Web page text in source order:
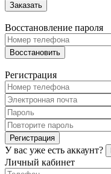
Заказать
Восстановление пароля
Восстановить
Регистрация
Регистрация
У вас уже есть аккаунт?
Личный кабинет